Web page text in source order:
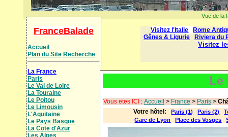
Vue de la
FranceBalade
Accueil
Plan du Site Recherche
La France
Paris
Le Val de Loire
La Touraine
Le Poitou
Le Limousin
L'Aquitaine
Le Pays Basque
La Cote d'Azur
Les Alpes
Le
Vous etes ICI : Accueil > France > Paris >
Votre hôtel:
Paris (1) Paris (2)
Gare de Lyon
Place des Vosges